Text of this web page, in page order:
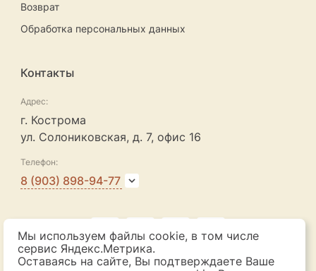
Возврат
Обработка персональных данных
Контакты
Адрес:
г. Кострома
ул. Солониковская, д. 7, офис 16
Телефон:
8 (903) 898-94-77
© 2026 ИП Боброва Н. В.
Мы используем файлы cookie, в том числе
сервис Яндекс.Метрика.
Оставаясь на сайте, Вы подтверждаете Ваше